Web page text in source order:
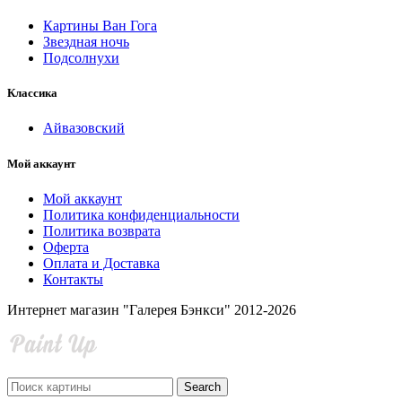
Картины Ван Гога
Звездная ночь
Подсолнухи
Классика
Айвазовский
Мой аккаунт
Мой аккаунт
Политика конфиденциальности
Политика возврата
Оферта
Оплата и Доставка
Контакты
Интернет магазин "Галерея Бэнкси" 2012-2026
Search